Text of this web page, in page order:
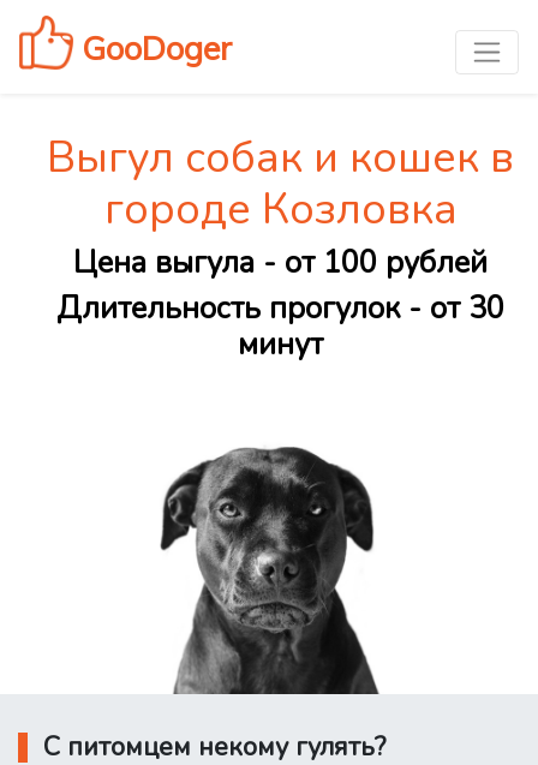
GooDoger
Выгул собак и кошек в
городе Козловка
Цена выгула - от 100 рублей
Длительность прогулок - от 30
минут
С питомцем некому гулять?